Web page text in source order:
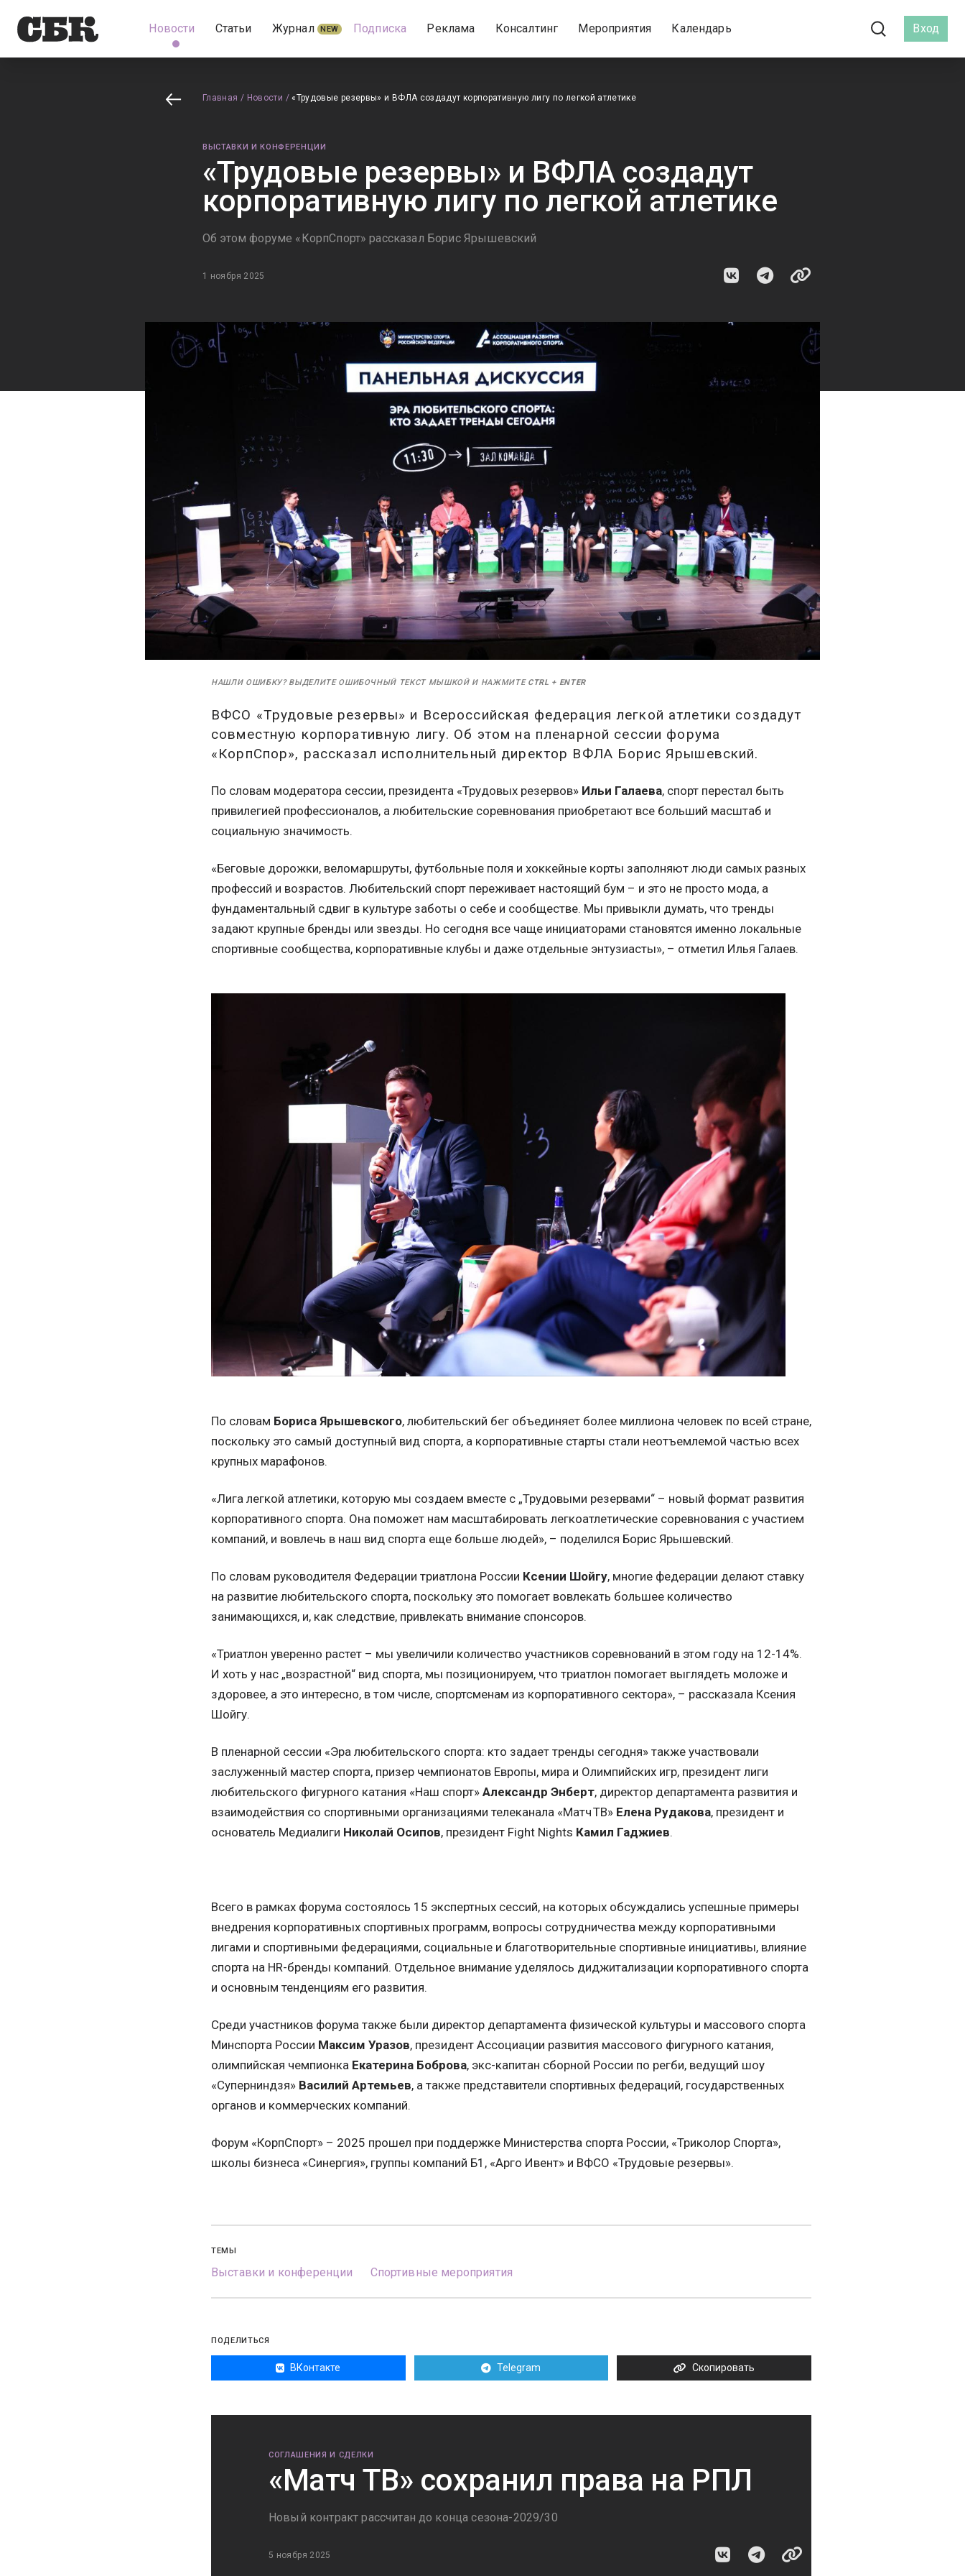
Новости Статьи Журнал NEW Подписка Реклама Консалтинг Мероприятия Календарь Вход
Главная / Новости / «Трудовые резервы» и ВФЛА создадут корпоративную лигу по легкой атлетике
ВЫСТАВКИ И КОНФЕРЕНЦИИ
«Трудовые резервы» и ВФЛА создадут
корпоративную лигу по легкой атлетике
Об этом форуме «КорпСпорт» рассказал Борис Ярышевский
1 ноября 2025
НАШЛИ ОШИБКУ? ВЫДЕЛИТЕ ОШИБОЧНЫЙ ТЕКСТ МЫШКОЙ И НАЖМИТЕ CTRL + ENTER
ВФСО «Трудовые резервы» и Всероссийская федерация легкой атлетики создадут
совместную корпоративную лигу. Об этом на пленарной сессии форума
«КорпСпор», рассказал исполнительный директор ВФЛА Борис Ярышевский.
По словам модератора сессии, президента «Трудовых резервов» Ильи Галаева, спорт перестал быть
привилегией профессионалов, а любительские соревнования приобретают все больший масштаб и
социальную значимость.
«Беговые дорожки, веломаршруты, футбольные поля и хоккейные корты заполняют люди самых разных
профессий и возрастов. Любительский спорт переживает настоящий бум – и это не просто мода, а
фундаментальный сдвиг в культуре заботы о себе и сообществе. Мы привыкли думать, что тренды
задают крупные бренды или звезды. Но сегодня все чаще инициаторами становятся именно локальные
спортивные сообщества, корпоративные клубы и даже отдельные энтузиасты», – отметил Илья Галаев.
По словам Бориса Ярышевского, любительский бег объединяет более миллиона человек по всей стране,
поскольку это самый доступный вид спорта, а корпоративные старты стали неотъемлемой частью всех
крупных марафонов.
«Лига легкой атлетики, которую мы создаем вместе с „Трудовыми резервами“ – новый формат развития
корпоративного спорта. Она поможет нам масштабировать легкоатлетические соревнования с участием
компаний, и вовлечь в наш вид спорта еще больше людей», – поделился Борис Ярышевский.
По словам руководителя Федерации триатлона России Ксении Шойгу, многие федерации делают ставку
на развитие любительского спорта, поскольку это помогает вовлекать большее количество
занимающихся, и, как следствие, привлекать внимание спонсоров.
«Триатлон уверенно растет – мы увеличили количество участников соревнований в этом году на 12-14%.
И хоть у нас „возрастной“ вид спорта, мы позиционируем, что триатлон помогает выглядеть моложе и
здоровее, а это интересно, в том числе, спортсменам из корпоративного сектора», – рассказала Ксения
Шойгу.
В пленарной сессии «Эра любительского спорта: кто задает тренды сегодня» также участвовали
заслуженный мастер спорта, призер чемпионатов Европы, мира и Олимпийских игр, президент лиги
любительского фигурного катания «Наш спорт» Александр Энберт, директор департамента развития и
взаимодействия со спортивными организациями телеканала «Матч ТВ» Елена Рудакова, президент и
основатель Медиалиги Николай Осипов, президент Fight Nights Камил Гаджиев.
Всего в рамках форума состоялось 15 экспертных сессий, на которых обсуждались успешные примеры
внедрения корпоративных спортивных программ, вопросы сотрудничества между корпоративными
лигами и спортивными федерациями, социальные и благотворительные спортивные инициативы, влияние
спорта на HR-бренды компаний. Отдельное внимание уделялось диджитализации корпоративного спорта
и основным тенденциям его развития.
Среди участников форума также были директор департамента физической культуры и массового спорта
Минспорта России Максим Уразов, президент Ассоциации развития массового фигурного катания,
олимпийская чемпионка Екатерина Боброва, экс-капитан сборной России по регби, ведущий шоу
«Суперниндзя» Василий Артемьев, а также представители спортивных федераций, государственных
органов и коммерческих компаний.
Форум «КорпСпорт» – 2025 прошел при поддержке Министерства спорта России, «Триколор Спорта»,
школы бизнеса «Синергия», группы компаний Б1, «Арго Ивент» и ВФСО «Трудовые резервы».
ТЕМЫ
Выставки и конференции Спортивные мероприятия
ПОДЕЛИТЬСЯ
ВКонтакте Telegram Скопировать
СОГЛАШЕНИЯ И СДЕЛКИ
«Матч ТВ» сохранил права на РПЛ
Новый контракт рассчитан до конца сезона-2029/30
5 ноября 2025